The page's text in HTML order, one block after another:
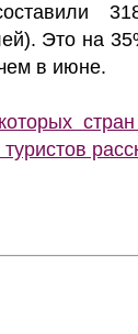
Это на
в июне.